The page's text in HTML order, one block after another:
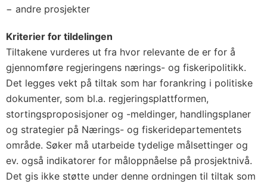
− andre prosjekter
Kriterier for tildelingen
Tiltakene vurderes ut fra hvor relevante de er for å
gjennomføre regjeringens nærings- og fiskeripolitikk.
Det legges vekt på tiltak som har forankring i politiske
dokumenter, som bl.a. regjeringsplattformen,
stortingsproposisjoner og -meldinger, handlingsplaner
og strategier på Nærings- og fiskeridepartementets
område. Søker må utarbeide tydelige målsettinger og
ev. også indikatorer for måloppnåelse på prosjektnivå.
Det gis ikke støtte under denne ordningen til tiltak som